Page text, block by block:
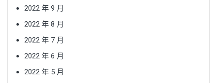
2022 年 9 月
2022 年 8 月
2022 年 7 月
2022 年 6 月
2022 年 5 月